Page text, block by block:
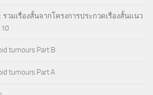
รวมเรื่องสั้นจากโครงการประกวดเรื่องสั้นแนว
tumours Part B
tumours Part A